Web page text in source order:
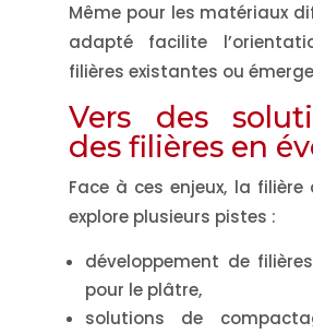
Même pour les matériaux
adapté facilite
filières existantes ou
Vers des
des filières en
Face à ces enjeux, la
explore plusieurs pistes :
développement de
pour le plâtre,
solutions de